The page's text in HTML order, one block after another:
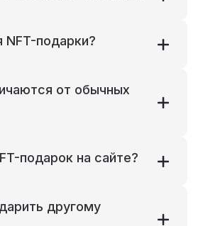
NFT-подарки?
от обычных
подарок на сайте?
другому